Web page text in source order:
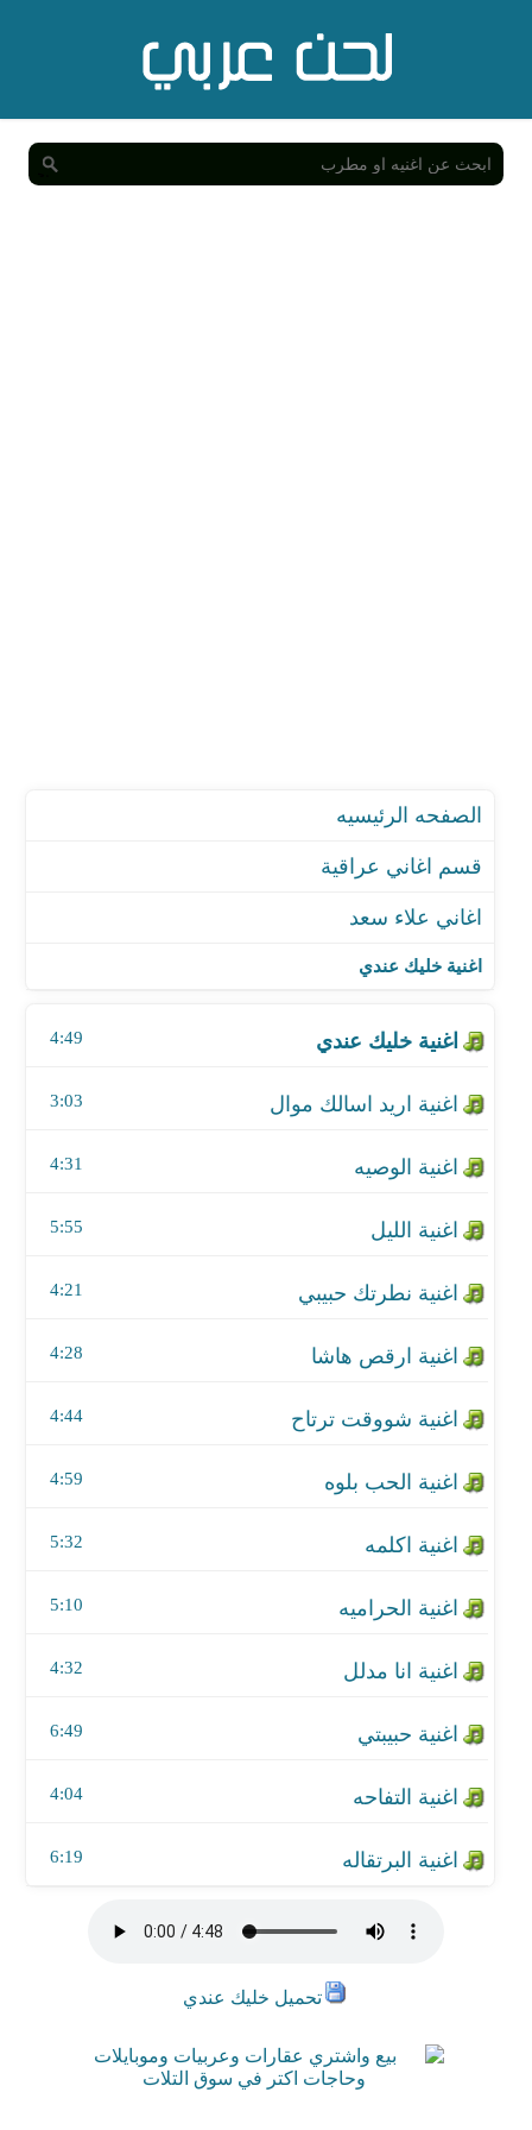
اغنية خليك عندي
اغنية خليك عندي
4:49
اغنية اريد اسالك موال
3:03
اغنية الوصيه
4:31
5:55
4:21
4:28
اغنية شووقت ترتاح
4:44
اغنية الحب بلوه
4:59
اغنية اكلمه
5:32
5:10
4:32
6:49
اغنية التفاحه
4:04
اغنية البرتقاله
6:19
تحميل خليك عندي